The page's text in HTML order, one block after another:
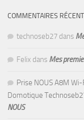
COMMENTAIRES
technoseb27 dans
Felix dans Mes
Prise NOUS A8M
Domotique
NOUS